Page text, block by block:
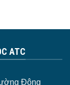
ATC
Đông